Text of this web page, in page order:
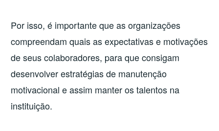
Por isso, é importante que as organizações
compreendam quais as expectativas e motivações
de seus colaboradores, para que consigam
desenvolver estratégias de manutenção
motivacional e assim manter os talentos na
instituição.